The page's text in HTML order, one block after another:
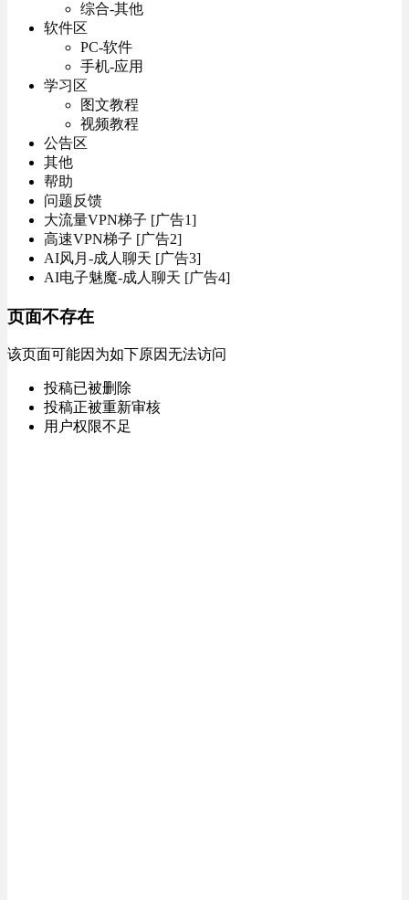
综合-其他
软件区
PC-软件
手机-应用
学习区
图文教程
视频教程
公告区
其他
帮助
问题反馈
大流量VPN梯子 [广告1]
高速VPN梯子 [广告2]
AI风月-成人聊天 [广告3]
AI电子魅魔-成人聊天 [广告4]
页面不存在
该页面可能因为如下原因无法访问
投稿已被删除
投稿正被重新审核
用户权限不足